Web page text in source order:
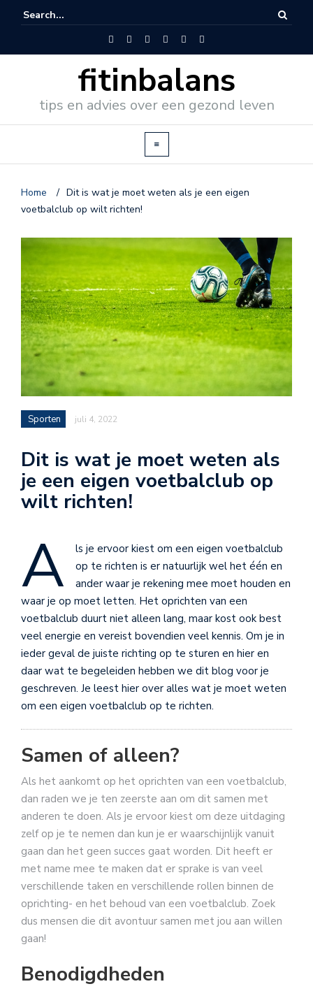
fitinbalans
tips en advies over een gezond leven
Home / Dit is wat je moet weten als je een eigen
voetbalclub op wilt richten!
Sporten juli 4, 2022
Dit is wat je moet weten als
je een eigen voetbalclub op
wilt richten!
A
ls je ervoor kiest om een eigen voetbalclub
op te richten is er natuurlijk wel het één en
ander waar je rekening mee moet houden en
waar je op moet letten. Het oprichten van een
voetbalclub duurt niet alleen lang, maar kost ook best
veel energie en vereist bovendien veel kennis. Om je in
ieder geval de juiste richting op te sturen en hier en
daar wat te begeleiden hebben we dit blog voor je
geschreven. Je leest hier over alles wat je moet weten
om een eigen voetbalclub op te richten.
Samen of alleen?
Als het aankomt op het oprichten van een voetbalclub,
dan raden we je ten zeerste aan om dit samen met
anderen te doen. Als je ervoor kiest om deze uitdaging
zelf op je te nemen dan kun je er waarschijnlijk vanuit
gaan dan het geen succes gaat worden. Dit heeft er
met name mee te maken dat er sprake is van veel
verschillende taken en verschillende rollen binnen de
oprichting- en het behoud van een voetbalclub. Zoek
dus mensen die dit avontuur samen met jou aan willen
gaan!
Benodigdheden